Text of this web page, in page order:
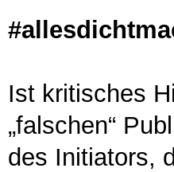
Ist kritisches
„falschen“
des Initiators,